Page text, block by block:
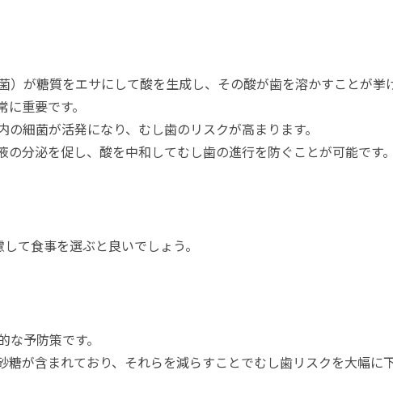
が糖質をエサにして酸を生成し、その酸が歯を溶かすことが挙
重要です。
細菌が活発になり、むし歯のリスクが高まります。
分泌を促し、酸を中和してむし歯の進行を防ぐことが可能です。
て食事を選ぶと良いでしょう。
予防策です。
が含まれており、それらを減らすことでむし歯リスクを大幅に